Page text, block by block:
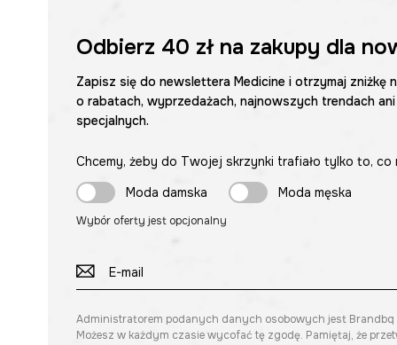
Odbierz 40 złna zakupy dla
Zapisz się do newslettera Medicine i otrzymaj zniżkę
o rabatach, wyprzedażach, najnowszych trendach
specjalnych.
Chcemy, żeby do Twojej skrzynki trafiało tylko to,
Moda damska
Moda męska
Wybór oferty jest opcjonalny
Administratorem podanych danych osobowych jest Brandbq
Możesz w każdym czasie wycofać tę zgodę. Pamiętaj, że